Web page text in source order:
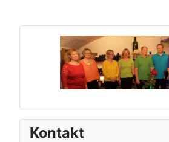
Kontakt